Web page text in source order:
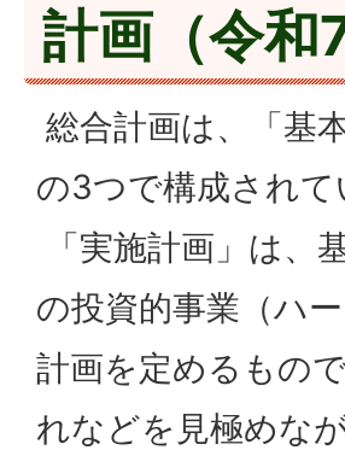
計画（令和
総合計画は、「基
の3つで構成されて
「実施計画」は、
の投資的事業（ハ
計画を定めるもの
れなどを見極めな